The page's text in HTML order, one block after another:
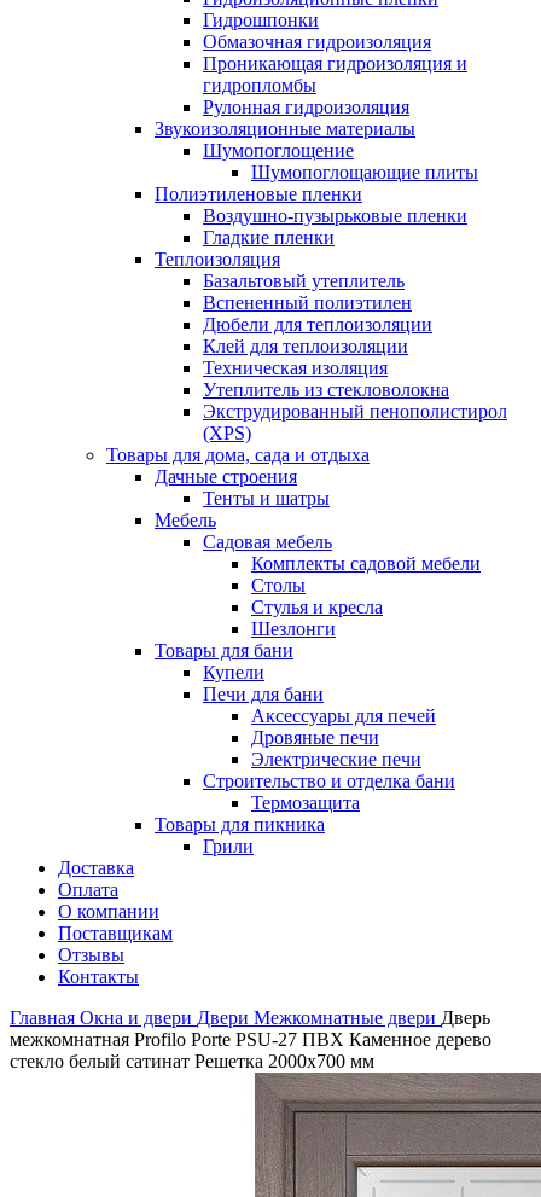
Гидрошпонки
Обмазочная гидроизоляция
Проникающая гидроизоляция и
гидропломбы
Рулонная гидроизоляция
Звукоизоляционные материалы
Шумопоглощение
Шумопоглощающие плиты
Полиэтиленовые пленки
Воздушно-пузырьковые пленки
Гладкие пленки
Теплоизоляция
Базальтовый утеплитель
Вспененный полиэтилен
Дюбели для теплоизоляции
Клей для теплоизоляции
Техническая изоляция
Утеплитель из стекловолокна
Экструдированный пенополистирол
(XPS)
Товары для дома, сада и отдыха
Дачные строения
Тенты и шатры
Мебель
Садовая мебель
Комплекты садовой мебели
Столы
Стулья и кресла
Шезлонги
Товары для бани
Купели
Печи для бани
Аксессуары для печей
Дровяные печи
Электрические печи
Строительство и отделка бани
Термозащита
Товары для пикника
Грили
Доставка
Оплата
О компании
Поставщикам
Отзывы
Контакты
Главная Окна и двери Двери Межкомнатные двери Дверь
межкомнатная Profilo Porte PSU-27 ПВХ Каменное дерево
стекло белый сатинат Решетка 2000х700 мм